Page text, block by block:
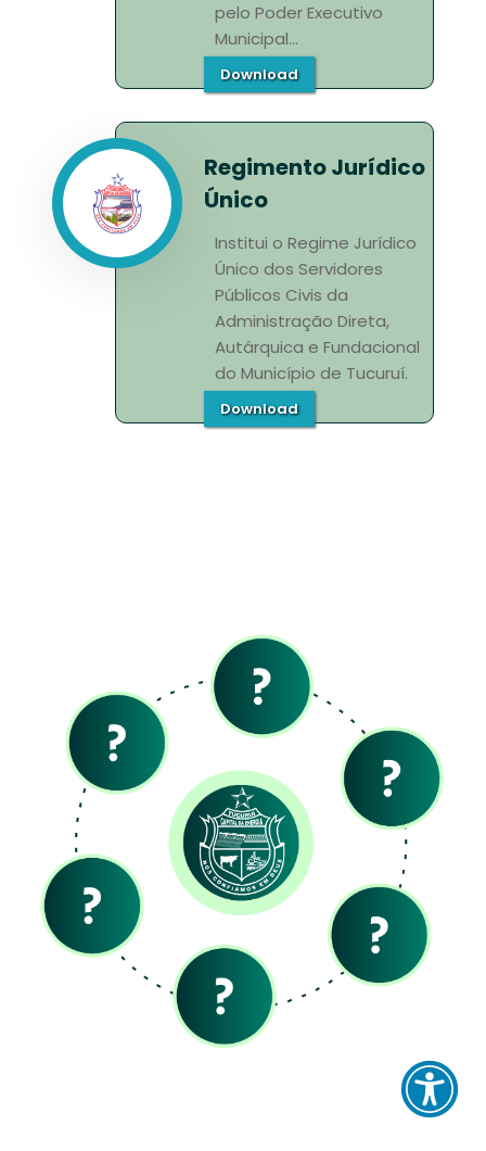
pelo Poder Executivo
Municipal...
Download
Regimento Jurídico
Único
Institui o Regime Jurídico
Único dos Servidores
Públicos Civis da
Administração Direta,
Autárquica e Fundacional
do Município de Tucuruí.
Download